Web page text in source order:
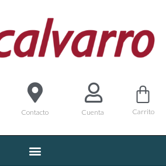
Contacto Cuenta Carrito